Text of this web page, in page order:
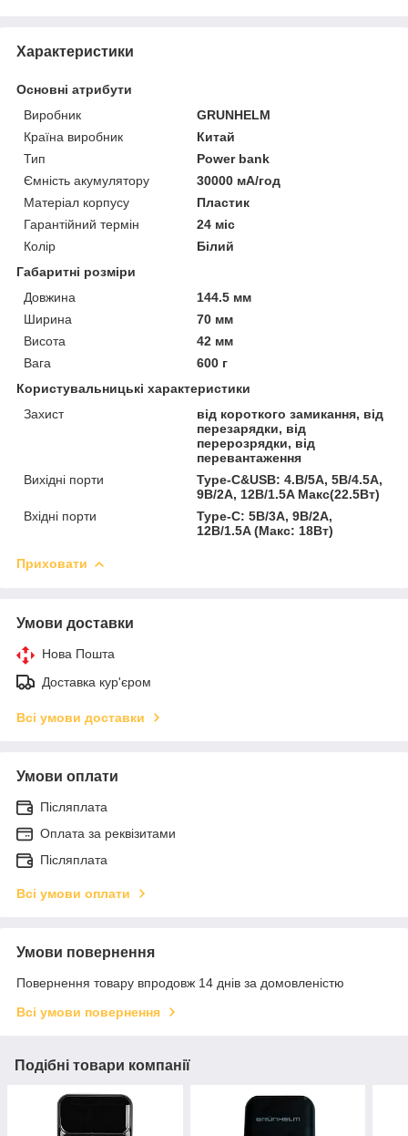
Характеристики
Основні атрибути
Виробник
GRUNHELM
Країна виробник
Китай
Тип
Power bank
Ємність акумулятору
30000 мА/год
Матеріал корпусу
Пластик
Гарантійний термін
24 міс
Колір
Білий
Габаритні розміри
Довжина
144.5 мм
Ширина
70 мм
Висота
42 мм
Вага
600 г
Користувальницькі характеристики
Захист
від короткого замикання, від
перезарядки, від
перерозрядки, від
перевантаження
Вихідні порти
Type-C&USB: 4.В/5A, 5В/4.5A,
9В/2A, 12В/1.5A Mакс(22.5Вт)
Вхідні порти
Type-C: 5В/3A, 9В/2A,
12В/1.5A (Mакс: 18Вт)
Приховати
Умови доставки
Нова Пошта
Доставка кур'єром
Всі умови доставки
Умови оплати
Післяплата
Оплата за реквізитами
Післяплата
Всі умови оплати
Умови повернення
Повернення товару впродовж 14 днів за домовленістю
Всі умови повернення
Подібні товари компанії